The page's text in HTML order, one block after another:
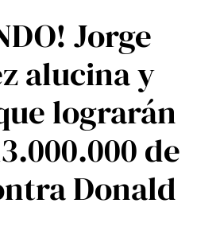
Jorge
alucina y
lograrán
de
Donald